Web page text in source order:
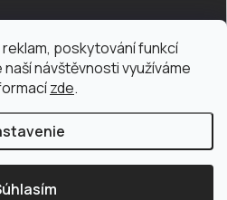
poskytování funkcí
návštěvnosti využíváme
zde.
. Všetky práva vyhradené.Upraviť
cookies